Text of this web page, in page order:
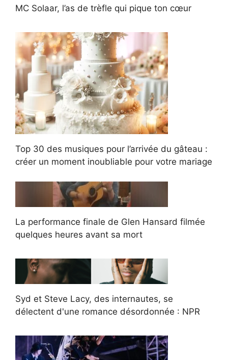
MC Solaar, l’as de trèfle qui pique ton cœur
Top 30 des musiques pour l’arrivée du gâteau :
créer un moment inoubliable pour votre mariage
La performance finale de Glen Hansard filmée
quelques heures avant sa mort
Syd et Steve Lacy, des internautes, se
délectent d'une romance désordonnée : NPR